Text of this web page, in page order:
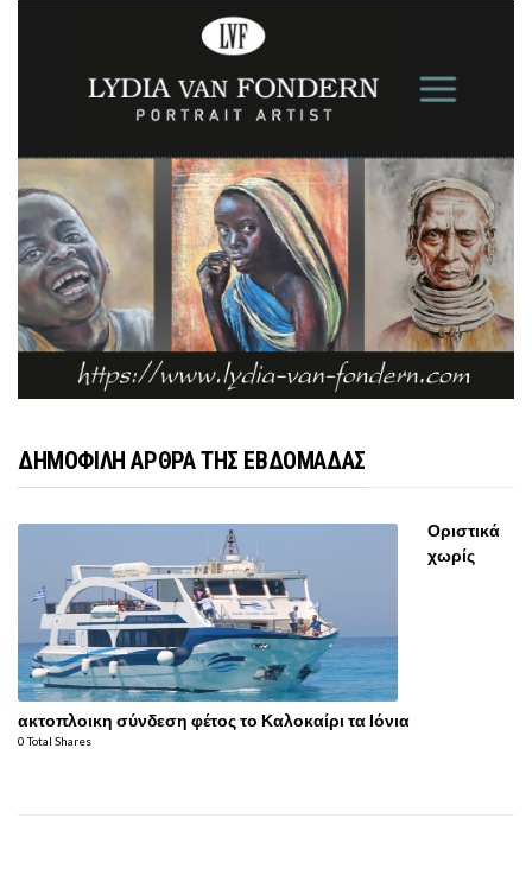
ΔΗΜΟΦΙΛΗ ΑΡΘΡΑ ΤΗΣ ΕΒΔΟΜΑΔΑΣ
Οριστικά
χωρίς
ακτοπλοικη σύνδεση φέτος το Καλοκαίρι τα Ιόνια
0 Total Shares